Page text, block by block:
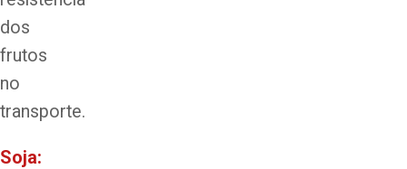
dos
frutos
no
transporte.
Soja: